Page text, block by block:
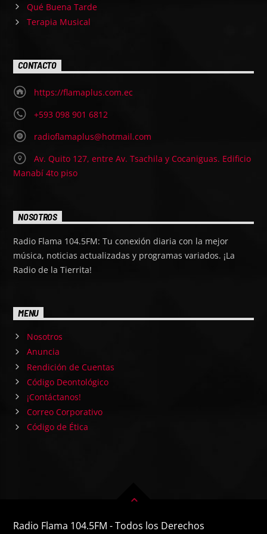
Qué Buena Tarde
Terapia Musical
CONTACTO
https://flamaplus.com.ec
+593 098 901 6812
radioflamaplus@hotmail.com
Av. Quito 127, entre Av. Tsachila y Cocaniguas. Edificio
Manabí 4to piso
NOSOTROS
Radio Flama 104.5FM: Tu conexión diaria con la mejor
música, noticias actualizadas y programas variados. ¡La
Radio de la Tierrita!
MENU
Nosotros
Anuncia
Rendición de Cuentas
Código Deontológico
¡Contáctanos!
Correo Corporativo
Código de Ética
Radio Flama 104.5FM - Todos los Derechos